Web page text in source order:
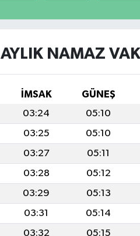
NAMAZ
İMSAK GÜNEŞ
03:24 05:10
03:25 05:10
03:27 05:11
03:28 05:12
03:29 05:13
03:31 05:14
03:32 05:15